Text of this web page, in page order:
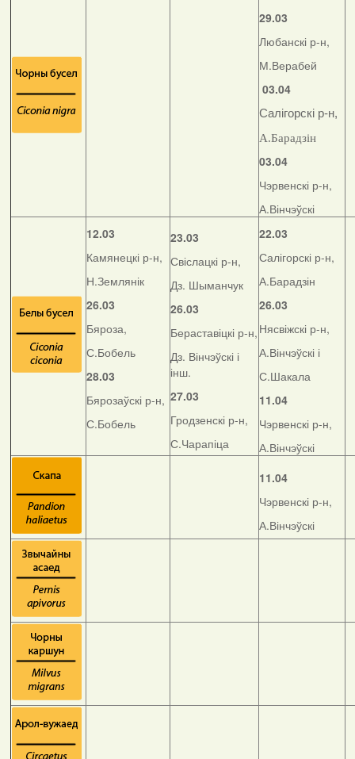
29.03
Любанскі р-н,
М.Верабей
03.04
Салігорскі р-н,
А.Барадзін
03.04
Чэрвенскі р-н,
А.Вінчэўскі
12.03
Камянецкі р-н,
Н.Землянік
26.03
Бяроза,
С.Бобель
28.03
Бярозаўскі р-н,
С.Бобель
23.03
Свіслацкі р-н,
Дз. Шыманчук
26.03
Бераставіцкі р-н,
Дз. Вінчэўскі і
інш.
27.03
Гродзенскі р-н,
С.Чарапіца
22.03
Салігорскі р-н,
А.Барадзін
26.03
Нясвіжскі р-н,
А.Вінчэўскі і
С.Шакала
11.04
Чэрвенскі р-н,
А.Вінчэўскі
11.04
Чэрвенскі р-н,
А.Вінчэўскі